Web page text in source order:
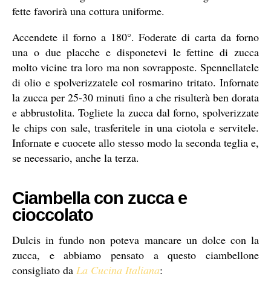
fette favorirà una cottura uniforme.
Accendete il forno a 180°. Foderate di carta da forno
una o due placche e disponetevi le fettine di zucca
molto vicine tra loro ma non sovrapposte. Spennellatele
di olio e spolverizzatele col rosmarino tritato. Infornate
la zucca per 25-30 minuti fino a che risulterà ben dorata
e abbrustolita. Togliete la zucca dal forno, spolverizzate
le chips con sale, trasferitele in una ciotola e servitele.
Infornate e cuocete allo stesso modo la seconda teglia e,
se necessario, anche la terza.
Ciambella con zucca e
cioccolato
Dulcis in fundo non poteva mancare un dolce con la
zucca, e abbiamo pensato a questo ciambellone
consigliato da La Cucina Italiana: